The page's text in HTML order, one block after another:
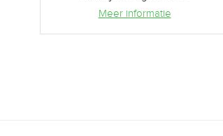
Meer informatie